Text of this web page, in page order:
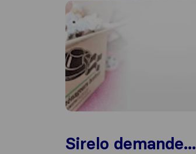
Sirelo demande...